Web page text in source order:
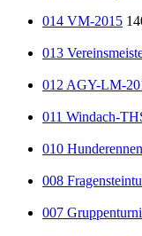
014 VM-2015
013
012 AGY-LM-
011 Windach-
010
008
007